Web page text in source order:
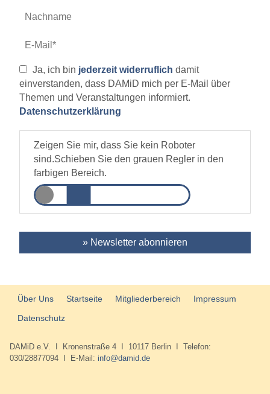
Ja, ich bin jederzeit widerruflich damit
einverstanden, dass DAMiD mich per E-Mail über
Themen und Veranstaltungen informiert.
Datenschutzerklärung
Zeigen Sie mir, dass Sie kein Roboter
sind.Schieben Sie den grauen Regler in den
farbigen Bereich.
» Newsletter abonnieren
Über Uns Startseite Mitgliederbereich
Impressum
Datenschutz
DAMiD e.V. I Kronenstraße 4 I 10117 Berlin I Telefon:
030/28877094 I E-Mail: info@damid.de